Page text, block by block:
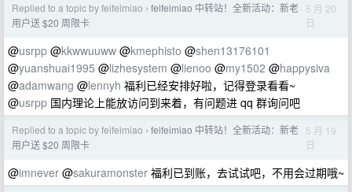
Replied to a topic by feifeimiao › feifeimiao 中转站！全新活动：新老
用户送 $20 周限卡
5 月 20
日
@usrpp @kkwwuuww @kmephisto @shen13176101
@yuanshuai1995 @lizhesystem @lienoo @my1502 @happysiva
@adamwang @lennyh 福利已经安排好啦，记得登录看看~
@usrpp 国内理论上能放访问到来着，有问题进 qq 群询问吧
Replied to a topic by feifeimiao › feifeimiao 中转站！全新活动：新老
用户送 $20 周限卡
5 月 19
日
@imnever @sakuramonster 福利已到账，去试试吧，不用会过期哦~